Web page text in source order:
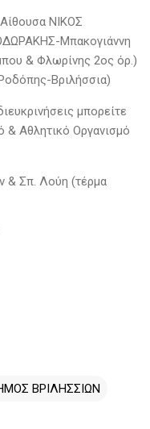
ΝΙΚΟΣ
Μπακογιάννη
& Φλωρίνης 2ος όρ.)
Βριλήσσια)
μπορείτε
& Αθλητικό Οργανισμό
& Σπ. Λούη (τέρμα
ΒΡΙΛΗΣΣΙΩΝ